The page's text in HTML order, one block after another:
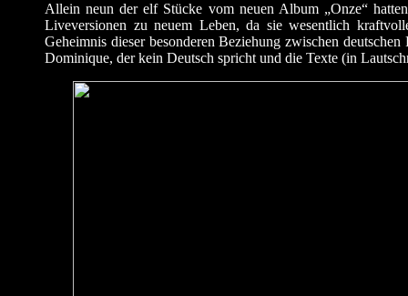
Allein neun der elf Stücke vom neuen Album „Onze“
Liveversionen zu neuem Leben, da sie wesentlich
Geheimnis dieser besonderen Beziehung zwischen
Dominique, der kein Deutsch spricht und die Texte (in